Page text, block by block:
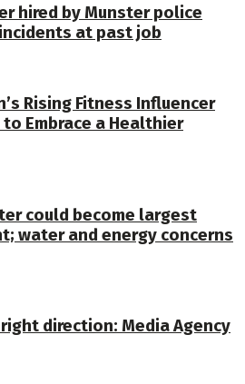
hired by Munster police
at past job
Rising Fitness Influencer
Embrace a Healthier
could become largest
water and energy concerns
direction: Media Agency